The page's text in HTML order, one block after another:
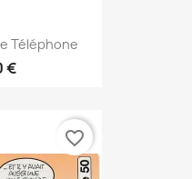
Téléphone
€
favorite_border